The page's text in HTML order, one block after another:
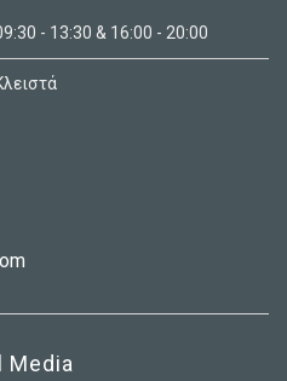
- 13:30 & 16:00 - 20:00
Media